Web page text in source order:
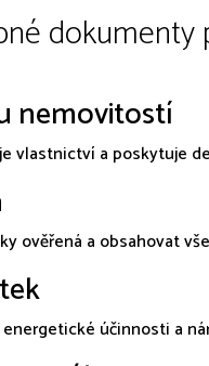
nemovitostí
vlastnictví a poskytuje
ověřená a obsahovat
účinnosti a